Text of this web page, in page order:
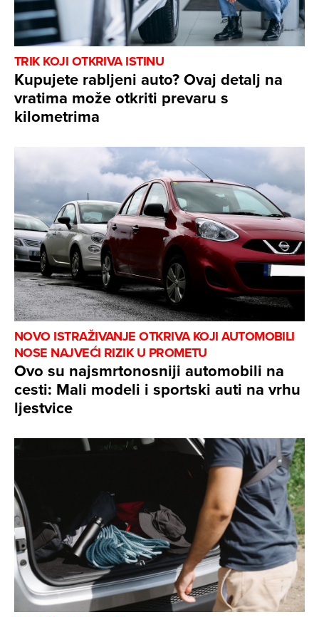
TRIK KOJI OTKRIVA ISTINU
Kupujete rabljeni auto? Ovaj detalj na
vratima može otkriti prevaru s
kilometrima
NOVO ISTRAŽIVANJE OTKRIVA KOJI AUTOMOBILI
NOSE NAJVEĆI RIZIK U PROMETU
Ovo su najsmrtonosniji automobili na
cesti: Mali modeli i sportski auti na vrhu
ljestvice